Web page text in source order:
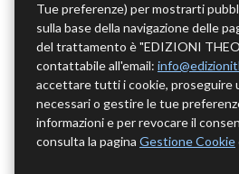
Tue preferenze) per mostrarti
sulla base della navigazione delle
del trattamento è "EDIZIONI
contattabile all'email:
accettare tutti i cookie, proseguire
necessari o gestire le tue
informazioni e per revocare il
consulta la pagina Gestione Cookie